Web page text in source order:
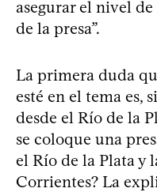
asegurar el nivel
de la presa”.
La primera duda
esté en el tema es,
desde el Río de la
se coloque una
el Río de la Plata y
Corrientes? La